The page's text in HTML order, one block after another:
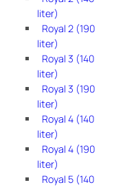
liter)
Royal 2 (190
liter)
Royal 3 (140
liter)
Royal 3 (190
liter)
Royal 4 (140
liter)
Royal 4 (190
liter)
Royal 5 (140